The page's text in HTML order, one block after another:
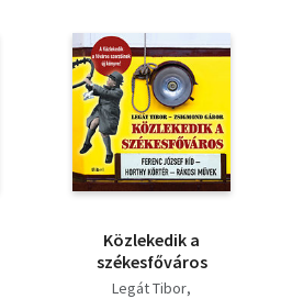
Közlekedik a
székesfőváros
Legát Tibor